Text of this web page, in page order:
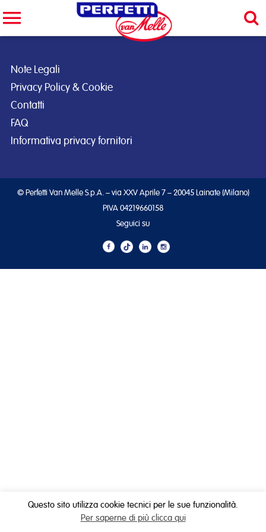
Note Legali
Privacy Policy & Cookie
Contatti
FAQ
Informativa privacy fornitori
© Perfetti Van Melle S.p.A. – via XXV Aprile 7 – 20045 Lainate (Milano)
PIVA 04219660158
Seguici su
Questo sito utilizza cookie tecnici per le sue funzionalità.
Per saperne di più clicca qui